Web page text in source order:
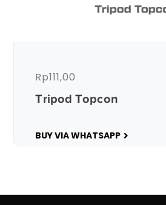
Tripod Topcon
Rp111,00
BUY VIA WHATSAPP